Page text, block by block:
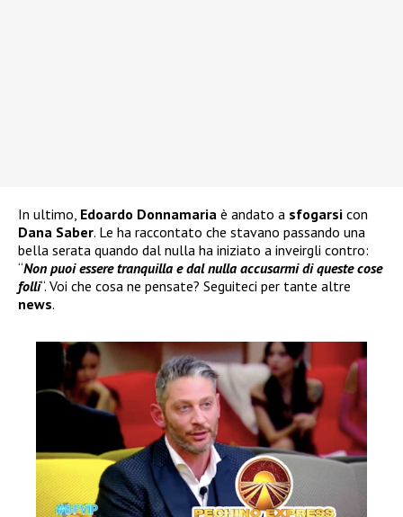
In ultimo, Edoardo Donnamaria è andato a sfogarsi con
Dana Saber. Le ha raccontato che stavano passando una
bella serata quando dal nulla ha iniziato a inveirgli contro:
“Non puoi essere tranquilla e dal nulla accusarmi di queste cose
folli“. Voi che cosa ne pensate? Seguiteci per tante altre
news.